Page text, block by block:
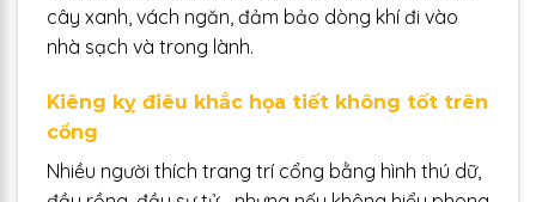
cây xanh, vách ngăn, đảm bảo dòng khí đi vào
nhà sạch và trong lành.
Kiêng kỵ điêu khắc họa tiết không tốt trên
cổng
Nhiều người thích trang trí cổng bằng hình thú dữ,